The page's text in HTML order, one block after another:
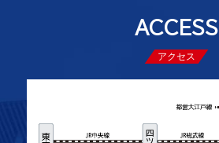
ACCESS
アクセス